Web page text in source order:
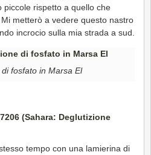
piccole rispetto a quello che
metterò a vedere questo nastro
incrocio sulla mia strada a sud.
fosfato in Marsa El
tempo con una lamierina di